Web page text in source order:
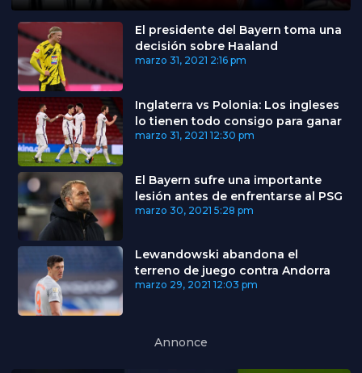
El presidente del Bayern toma una
decisión sobre Haaland
marzo 31, 2021 2:16 pm
Inglaterra vs Polonia: Los ingleses
lo tienen todo consigo para ganar
marzo 31, 2021 12:30 pm
El Bayern sufre una importante
lesión antes de enfrentarse al PSG
marzo 30, 2021 5:28 pm
Lewandowski abandona el
terreno de juego contra Andorra
marzo 29, 2021 12:03 pm
Annonce